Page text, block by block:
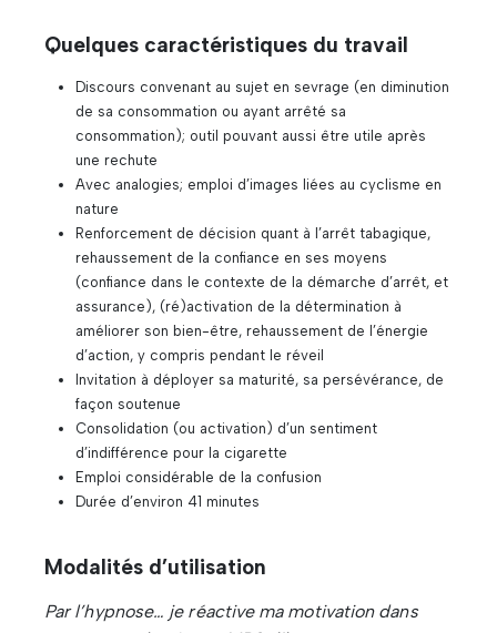
Quelques caractéristiques du travail
Discours convenant au sujet en sevrage (en diminution
de sa consommation ou ayant arrêté sa
consommation); outil pouvant aussi être utile après
une rechute
Avec analogies; emploi d’images liées au cyclisme en
nature
Renforcement de décision quant à l’arrêt tabagique,
rehaussement de la confiance en ses moyens
(confiance dans le contexte de la démarche d’arrêt, et
assurance), (ré)activation de la détermination à
améliorer son bien-être, rehaussement de l’énergie
d’action, y compris pendant le réveil
Invitation à déployer sa maturité, sa persévérance, de
façon soutenue
Consolidation (ou activation) d’un sentiment
d’indifférence pour la cigarette
Emploi considérable de la confusion
Durée d’environ 41 minutes
Modalités d’utilisation
Par l’hypnose… je réactive ma motivation dans